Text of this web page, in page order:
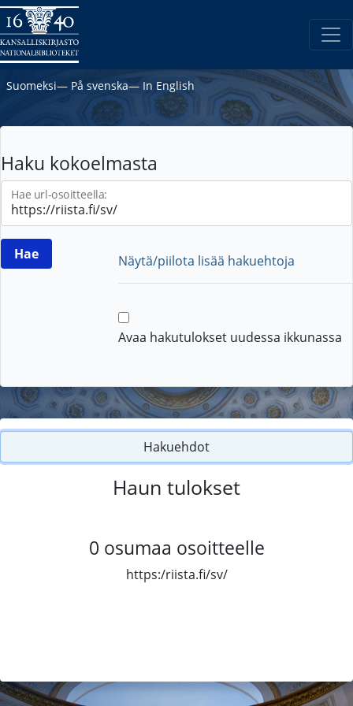
Suomeksi― På svenska― In English
Haku kokoelmasta
Hae url-osoitteella:
Näytä/piilota lisää hakuehtoja
Avaa hakutulokset uudessa ikkunassa
Hakuehdot
Haun tulokset
0 osumaa osoitteelle
https:/riista.fi/sv/